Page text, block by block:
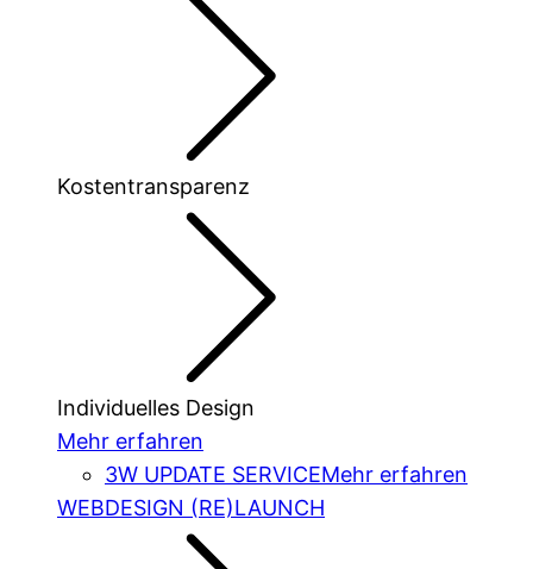
Kostentransparenz
Individuelles Design
Mehr erfahren
3W UPDATE SERVICEMehr erfahren
WEBDESIGN (RE)LAUNCH